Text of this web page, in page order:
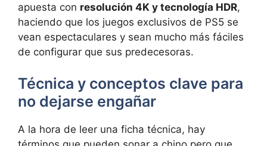
apuesta con resolución 4K y tecnología HDR,
haciendo que los juegos exclusivos de PS5 se
vean espectaculares y sean mucho más fáciles
de configurar que sus predecesoras.
Técnica y conceptos clave para
no dejarse engañar
A la hora de leer una ficha técnica, hay